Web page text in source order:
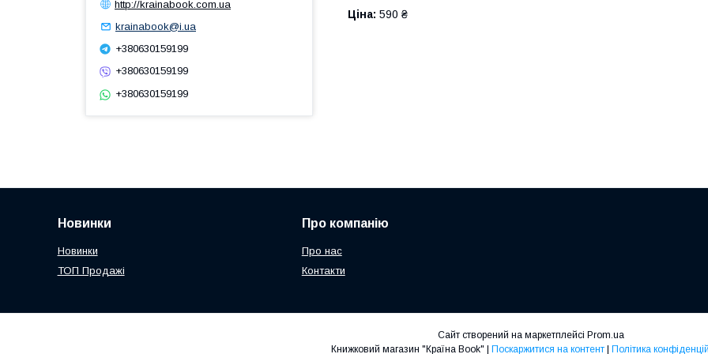
Ціна: 590 ₴
http://krainabook.com.ua
krainabook@i.ua
+380630159199
+380630159199
+380630159199
Новинки
Новинки
ТОП Продажі
Про компанію
Про нас
Контакти
Сайт створений на маркетплейсі Prom.ua
Книжковий магазин "Країна Book" | Поскаржитися на контент | Політика